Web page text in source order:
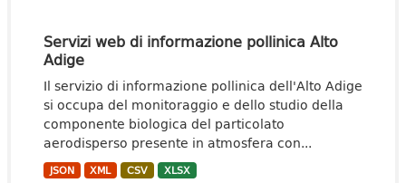
Servizi web di informazione pollinica Alto
Adige
Il servizio di informazione pollinica dell'Alto Adige
si occupa del monitoraggio e dello studio della
componente biologica del particolato
aerodisperso presente in atmosfera con...
JSON XML CSV XLSX